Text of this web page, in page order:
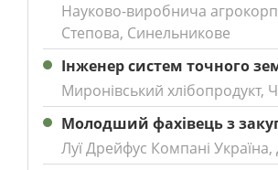
Науково-виробнича
Степова, Синельникове
Інженер систем точного
Миронівський хлібопродукт,
Молодший фахівець з
Луї Дрейфус Компані Україна,